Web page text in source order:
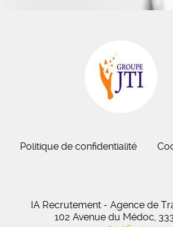
Politique de confidentialité
IA Recrutement - Agence de
102 Avenue du Médoc,